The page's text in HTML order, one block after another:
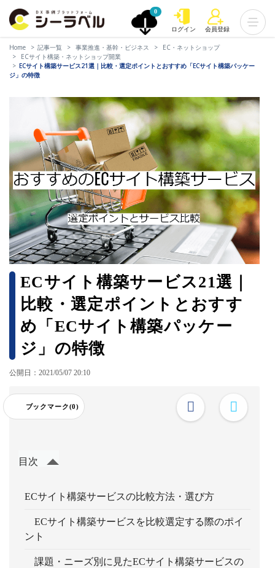
0
ログイン 会員登録
Home 記事一覧 事業推進・基幹・ビジネス
EC・ネットショップ
ECサイト構築・ネットショップ開業
ECサイト構築サービス21選｜比較・選定ポイントとおすすめ「ECサイト構築パッケー
ジ」の特徴
ECサイト構築サービス21選｜
比較・選定ポイントとおすす
め「ECサイト構築パッケー
ジ」の特徴
公開日：2021/05/07 20:10
ブックマーク(0)
目次
ECサイト構築サービスの比較方法・選び方
ECサイト構築サービスを比較選定する際のポイ
ント
課題・ニーズ別に見たECサイト構築サービスの